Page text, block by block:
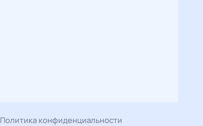
Политика конфиденциальности